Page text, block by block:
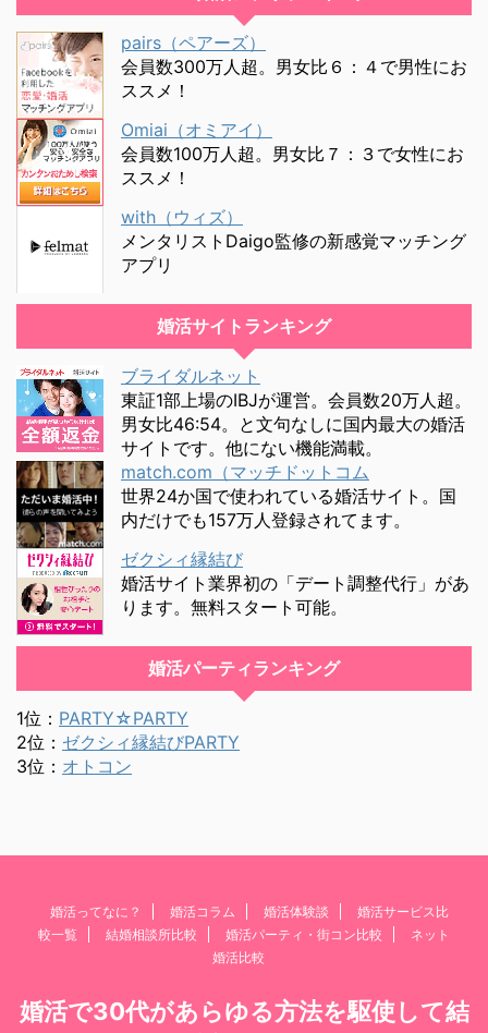
pairs（ペアーズ）
会員数300万人超。男女比６：４で男性にお
ススメ！
Omiai（オミアイ）
会員数100万人超。男女比７：３で女性にお
ススメ！
with（ウィズ）
メンタリストDaigo監修の新感覚マッチング
アプリ
婚活サイトランキング
ブライダルネット
東証1部上場のIBJが運営。会員数20万人超。
男女比46:54。と文句なしに国内最大の婚活
サイトです。他にない機能満載。
match.com（マッチドットコム
世界24か国で使われている婚活サイト。国
内だけでも157万人登録されてます。
ゼクシィ縁結び
婚活サイト業界初の「デート調整代行」があ
ります。無料スタート可能。
婚活パーティランキング
1位： PARTY☆PARTY
2位： ゼクシィ縁結びPARTY
3位： オトコン
婚活ってなに？ 婚活コラム 婚活体験談
婚活サービス比
較一覧
結婚相談所比較 婚活パーティ・街コン比較
ネット
婚活比較
婚活で30代があらゆる方法を駆使して結